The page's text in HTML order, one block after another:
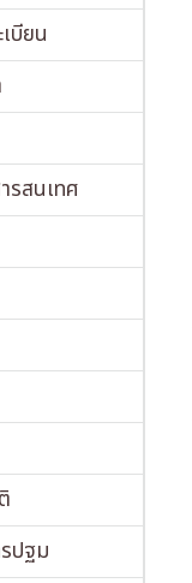
บียน
รสนเทศ
ปฐม